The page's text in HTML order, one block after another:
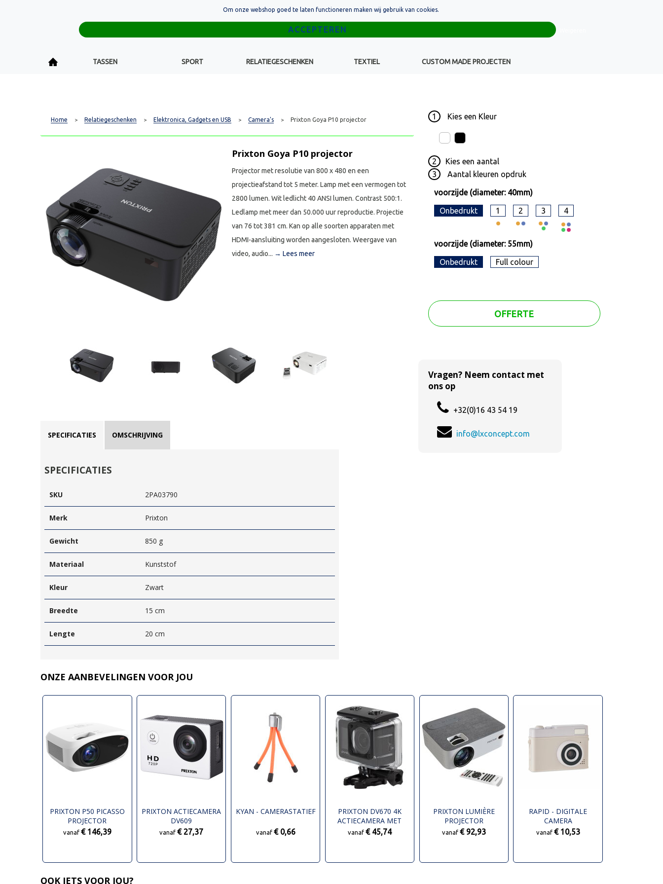
+32(0)16 43 54 19
TASSEN SPORT RELATIEGESCHENKEN TEXTIEL CUSTOM MADE PROJECTEN
Home > Relatiegeschenken > Elektronica, Gadgets en USB > Camera's > Prixton Goya P10 projector 1 Kies een Kleur
2 Kies een aantal
3
Aantal kleuren opdruk
voorzijde (diameter: 40mm)
Onbedrukt 1 2 3 4
voorzijde (diameter: 55mm)
Onbedrukt Full colour
OFFERTE
Prixton Goya P10 projector
Projector met resolutie van 800 x 480 en een
projectieafstand tot 5 meter. Lamp met een vermogen tot
2800 lumen. Wit ledlicht 40 ANSI lumen. Contrast 500:1.
Ledlamp met meer dan 50.000 uur reproductie. Projectie
van 76 tot 381 cm. Kan op alle soorten apparaten met
HDMI-aansluiting worden aangesloten. Weergave van
video, audio... → Lees meer
SPECIFICATIES OMSCHRIJVING
SPECIFICATIES
SKU 2PA03790
Merk Prixton
Gewicht 850 g
Materiaal Kunststof
Kleur Zwart
Breedte 15 cm
Lengte 20 cm
Vragen? Neem contact met
ons op
+32(0)16 43 54 19
info@lxconcept.com
ONZE AANBEVELINGEN VOOR JOU
PRIXTON P50 PICASSO
PROJECTOR
vanaf € 146,39
PRIXTON ACTIECAMERA
DV609
vanaf€ 27,37
KYAN - CAMERASTATIEF
vanaf € 0,66
PRIXTON DV670 4K
ACTIECAMERA MET
DUBBEL SCHERM
vanaf € 45,74
PRIXTON LUMIÈRE
PROJECTOR
vanaf € 92,93
RAPID - DIGITALE
CAMERA
vanaf € 10,53
OOK IETS VOOR JOU?
Om onze webshop goed te laten functioneren maken wij gebruik van cookies.